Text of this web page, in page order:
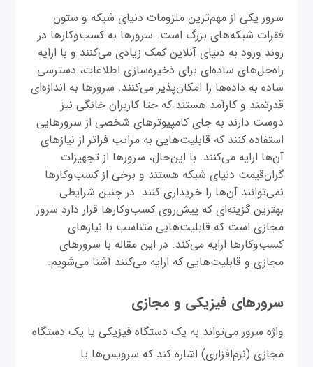
سرور یکی از مهم‌ترین ملزومات دنیای شبکه و ستون
فقرات شبکه‌های بزرگ است. سرورها به کسب‌وکارها در
روند ورود به دنیای آنلاین کمک زیادی می‌کنند و با ارایه
راه‌حل‌های ساده‌ای برای ذخیره‌سازی اطلاعات، دسترسی
ساده به داده‌ها را امکان‌پذیر می‌کنند. سرورها به اندازه‌ای
قدرتمند و کارآمد هستند که حتا کاربران خانگی نیز
دوست دارند به جای کامپیوترهای شخصی از سرورهایی
استفاده کنند که قابلیت‌هایی به مراتب فراتر از نیازهای
آن‌ها ارایه می‌کنند. با این‌حال، سرورها از تجهیزات
گران‌قیمت دنیای شبکه هستند و برخی از کسب‌وکارها
نمی‌توانند آن‌ها را خریداری کنند. در چنین شرایطی
بهترین گزینه‌ای که پیش‌روی کسب‌وکارها قرار دارد سرور
مجازی است که قابلیت‌هایی متناسب با نیازهای
کسب‌وکارها ارایه می‌کند. در این مقاله با سرورهای
مجازی و قابلیت‌هایی که ارایه می‌کنند آشنا می‌شویم.
سرورهای فیزیکی و مجازی
واژه سرور می‌تواند به یک دستگاه فیزیکی یا یک دستگاه
مجازی (نرم‌افزاری) اشاره کند که سرویس‌ها یا